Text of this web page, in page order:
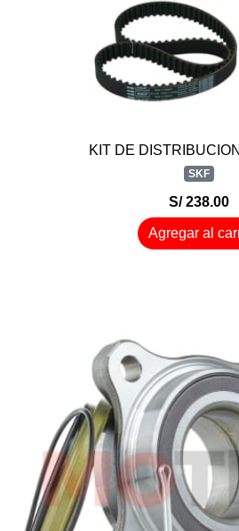
KIT DE
SKF
S/ 238.00
Agregar al